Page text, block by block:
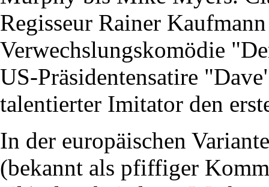
Regisseur Rainer
Verwechslungskomödie
US-Präsidentensatire
talentierter Imitator den
In der europäischen
(bekannt als pfiffiger